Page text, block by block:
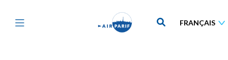
au
contenu